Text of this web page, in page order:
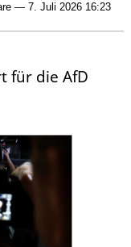
— 7. Juli 2026 16:23
für die AfD